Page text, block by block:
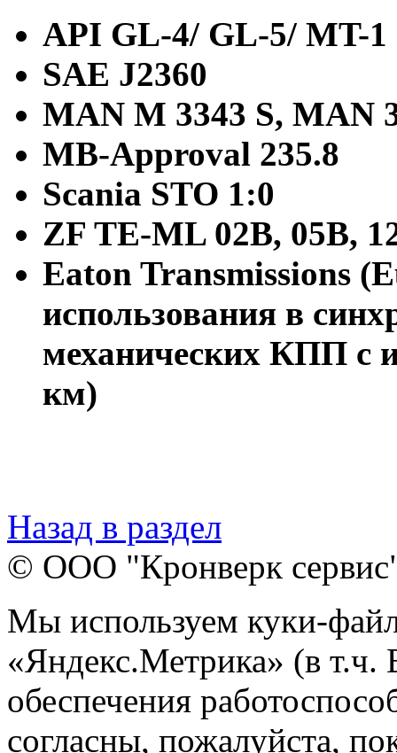
API GL-4/ GL-5/ MT-1
SAE J2360
MAN M 3343 S, MAN
MB-Approval 235.8
Scania STO 1:0
ZF TE-ML 02B, 05B,
Eaton Transmissions
использования в
механических КПП с
км)
Назад в раздел
© ООО "Кронверк
Мы используем куки-
«Яндекс.Метрика» (в т.ч.
обеспечения
согласны, пожалуйста,